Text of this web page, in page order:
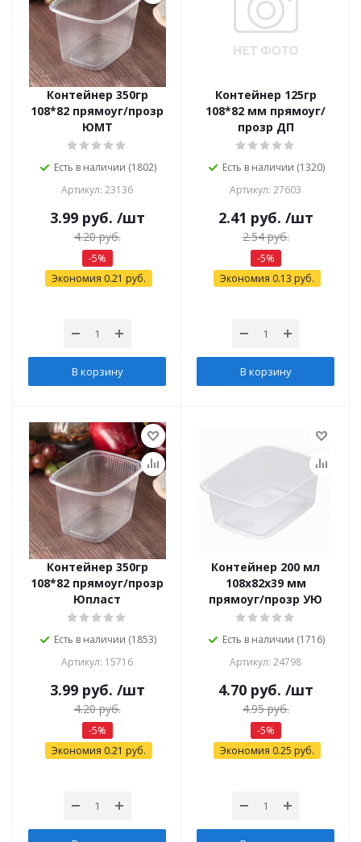
Контейнер 350гр
108*82 прямоуг/прозр
ЮМТ
Есть в наличии (1802)
Артикул: 23136
3.99руб. /шт
4.20руб.
-5%
Экономия 0.21 руб.
В корзину
Контейнер 125гр
108*82 мм прямоуг/
прозр ДП
Есть в наличии (1320)
Артикул: 27603
2.41 руб. /шт
2.54руб.
-5%
Экономия 0.13 руб.
В корзину
Контейнер 350гр
108*82 прямоуг/прозр
Юпласт
Есть в наличии (1853)
Артикул: 15716
3.99руб. /шт
4.20руб.
-5%
Экономия 0.21 руб.
Контейнер 200 мл
108х82х39 мм
прямоуг/прозр УЮ
Есть в наличии (1716)
Артикул: 24798
4.70руб. /шт
4.95руб.
-5%
Экономия 0.25 руб.